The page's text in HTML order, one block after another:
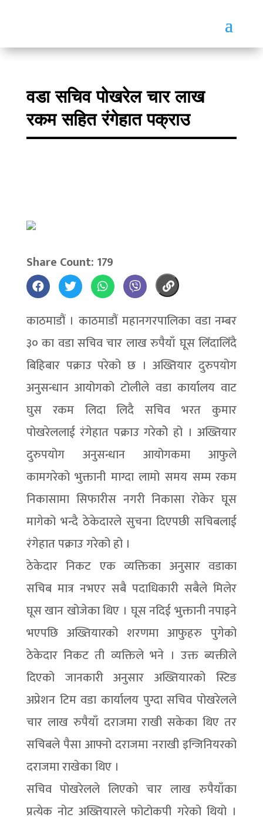
वडा सचिव पोखरेल चार लाख
रकम सहित रंगेहात पक्राउ
Share Count: 179
काठमाडौं । काठमाडौं महानगरपालिका वडा नम्बर
३० का वडा सचिव चार लाख रुपैयाँ घूस लिँदालिँदै
बिहिबार पक्राउ परेको छ । अख्तियार दुरुपयोग
अनुसन्धान आयोगको टोलीले वडा कार्यालय वाट
घुस रकम लिदा लिदै सचिव भरत कुमार
पोखरेललाई रंगेहात पक्राउ गरेकोे हो । अख्तियार
दुरुपयोग अनुसन्धान आयोगकमा आफुले
कामगरेको भुक्तानी माग्दा लामो समय सम्म रकम
निकासामा सिफारीस नगरी निकासा रोकेर घूस
मागेको भन्दै ठेकेदारले सुचना दिएपछी सचिबलाई
रंगेहात पक्राउ गरेको हो ।
ठेकेदार निकट एक व्यक्तिका अनुसार वडाका
सचिब मात्र नभएर सबै पदाधिकारी सबैले मिलेर
घूस खान खोजेका थिए । घूस नदिई भुक्तानी नपाइने
भएपछि अख्तियारको शरणमा आफुहरु पुगेको
ठेकेदार निकट ती व्यक्तिले भने । उक्त ब्यक्तीले
दिएको जानकारी अनुसार अख्तियारको स्टिङ
अप्रेशन टिम वडा कार्यालय पुग्दा सचिव पोखरेलले
चार लाख रुपैयाँ दराजमा राखी सकेका थिए तर
सचिबले पैसा आफ्नो दराजमा नराखी इन्जिनियरको
दराजमा राखेका थिए ।
सचिव पोखरेलले लिएको चार लाख रुपैयाँका
प्रत्येक नोट अख्तियारले फोटोकपी गरेको थियो ।